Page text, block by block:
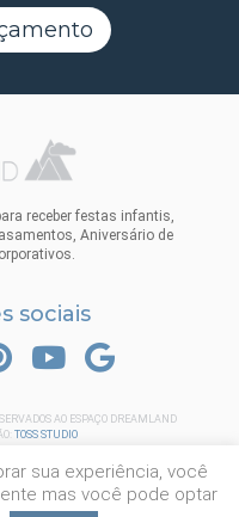
receber festas infantis,
Aniversário de
sociais
PINTERESTYOUTUBE
AO ESPAÇO DREAMLAND
TOSS STUDIO
sua experiência, você
mas você pode optar